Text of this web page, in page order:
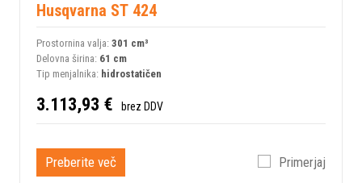
Husqvarna ST 424
Prostornina valja: 301 сm³
Delovna širina: 61 cm
Tip menjalnika: hidrostatičen
3.113,93 € brez DDV
Preberite več Primerjaj